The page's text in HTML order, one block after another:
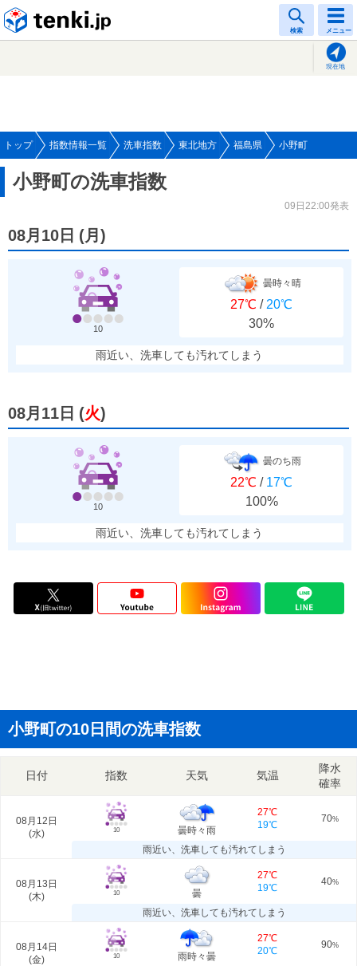
検索 メニュー
現在地
トップ 指数情報一覧 洗車指数 東北地方 福島県 小野町
小野町の洗車指数
09日22:00発表
08月10日 (月 )
10
曇時々晴
27℃ / 20℃
30%
雨近い、洗車しても汚れてしまう
08月11日 (火)
10
曇のち雨
22℃ / 17℃
100%
雨近い、洗車しても汚れてしまう
小野町の10日間の洗車指数
日付 指数 天気 気温
降水
確率
08月12日
(水) 10 曇時々雨
27℃
19℃
70%
雨近い、洗車しても汚れてしまう
08月13日
(木) 10 曇
27℃
19℃
40%
雨近い、洗車しても汚れてしまう
08月14日
(金) 10 雨時々曇
27℃
20℃
90%